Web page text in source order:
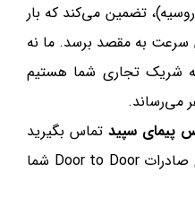
تضمین می‌کند که بار
سرعت به مقصد برسد. ما نه
شریک تجاری شما هستیم
می‌رساند.
پیمای سپید تماس بگیرید
برای صادرات Door to Door شما